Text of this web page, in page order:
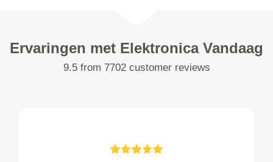
Ervaringen met Elektronica Vandaag
9.5 from 7702 customer reviews